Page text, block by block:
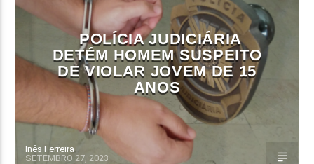
POLÍCIA JUDICIÁRIA
DETÉM HOMEM SUSPEITO
DE VIOLAR JOVEM DE 15
ANOS
Inês Ferreira
SETEMBRO 27, 2023